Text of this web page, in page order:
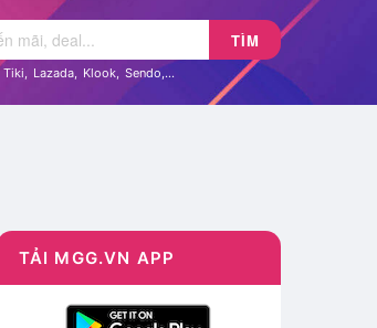
TÌM
Tiki, Lazada, Klook, Sendo,...
TẢI MGG.VN APP